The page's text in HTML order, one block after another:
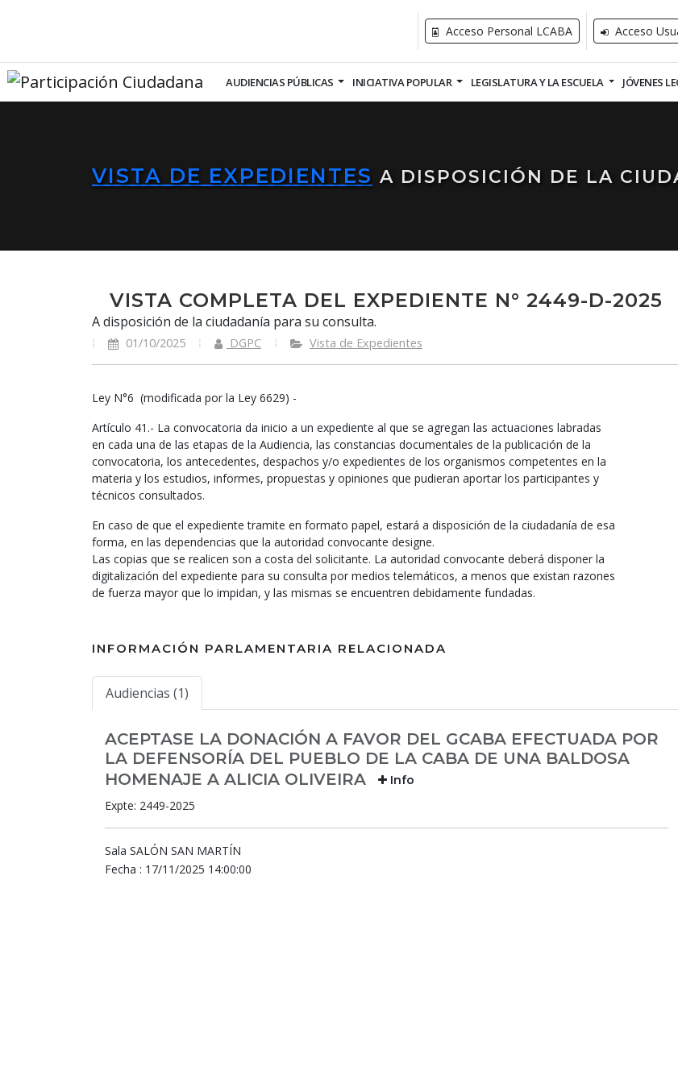
Acceso Personal LCABA Acceso
AUDIENCIAS PÚBLICAS INICIATIVA POPULAR LEGISLATURA Y LA ESCUELA JÓVENES
VISTA DE EXPEDIENTES A DISPOSICIÓN DE LA
VISTA COMPLETA DEL EXPEDIENTE N° 2449-D-2025
A disposición de la ciudadanía para su consulta.
01/10/2025 DGPC Vista de Expedientes
Ley N°6 (modificada por la Ley 6629) -
Artículo 41.- La convocatoria da inicio a un expediente al que se agregan las actuaciones labradas
en cada una de las etapas de la Audiencia, las constancias documentales de la publicación de la
convocatoria, los antecedentes, despachos y/o expedientes de los organismos competentes en la
materia y los estudios, informes, propuestas y opiniones que pudieran aportar los participantes y
técnicos consultados.
En caso de que el expediente tramite en formato papel, estará a disposición de la ciudadanía de esa
forma, en las dependencias que la autoridad convocante designe.
Las copias que se realicen son a costa del solicitante. La autoridad convocante deberá disponer la
digitalización del expediente para su consulta por medios telemáticos, a menos que existan razones
de fuerza mayor que lo impidan, y las mismas se encuentren debidamente fundadas.
INFORMACIÓN PARLAMENTARIA RELACIONADA
Audiencias (1)
ACEPTASE LA DONACIÓN A FAVOR DEL GCABA EFECTUADA POR
LA DEFENSORÍA DEL PUEBLO DE LA CABA DE UNA BALDOSA
HOMENAJE A ALICIA OLIVEIRA
Info
Expte: 2449-2025
Sala SALÓN SAN MARTÍN
Fecha : 17/11/2025 14:00:00